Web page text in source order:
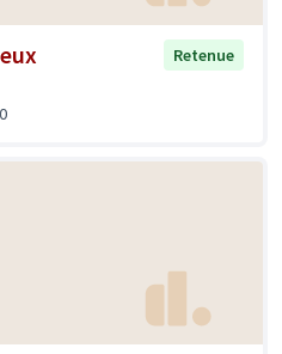
Retenue
0